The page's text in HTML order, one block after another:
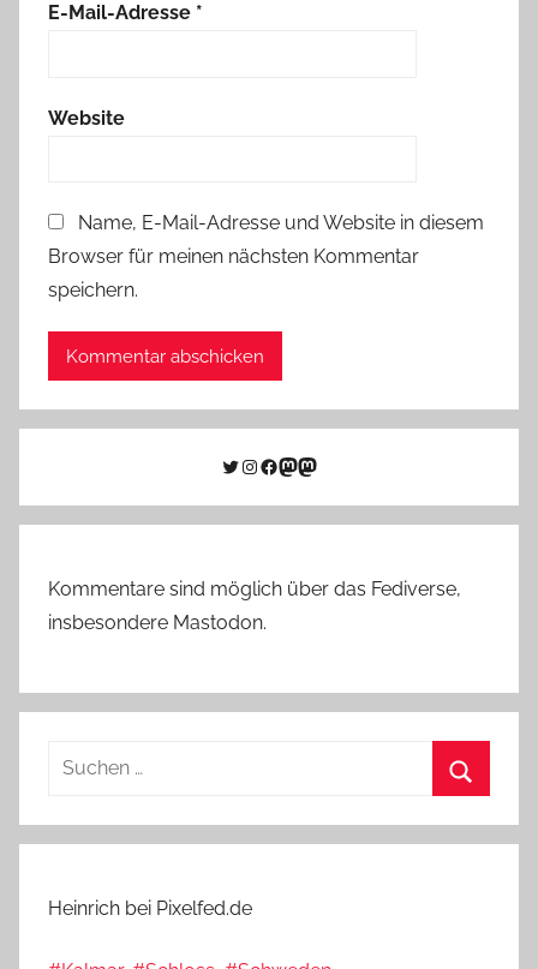
E-Mail-Adresse *
Website
Name, E-Mail-Adresse und Website in diesem
Browser für meinen nächsten Kommentar
speichern.
Twitter
Instagram
Facebook
Link zu Mastodon
Mastodon
Kommentare sind möglich über das Fediverse,
insbesondere Mastodon.
Suchen
Heinrich bei Pixelfed.de